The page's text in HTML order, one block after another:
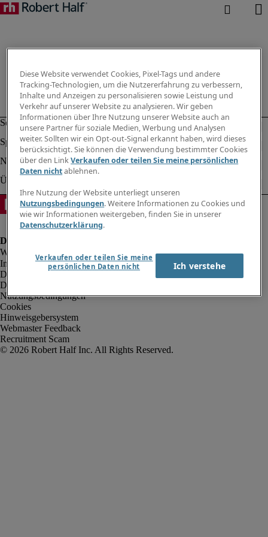
Impressum
Datenschutz
Datenschutz Arbeitnehmer/Zeitarbeitskräfte
Nutzungsbedingungen
Cookies
Hinweisgebersystem
Webmaster Feedback
Recruitment Scam
Diese Website verwendet Cookies, Pixel-Tags und andere
Tracking-Technologien, um die Nutzererfahrung zu verbessern,
Inhalte und Anzeigen zu personalisieren sowie Leistung und
Verkehr auf unserer Website zu analysieren. Wir geben
Informationen über Ihre Nutzung unserer Website auch an
unsere Partner für soziale Medien, Werbung und Analysen
weiter. Sollten wir ein Opt-out-Signal erkannt haben, wird dieses
berücksichtigt. Sie können die Verwendung bestimmter Cookies
über den LinkVerkaufen oder teilen Sie meine persönlichen
Daten nichtablehnen.
Ihre Nutzung der Website unterliegt unseren
Nutzungsbedingungen. Weitere Informationen zu Cookies und
wie wir Informationen weitergeben, finden Sie in unserer
Datenschutzerklärung.
Verkaufen oder teilen Sie meine
persönlichen Daten nicht
Ich verstehe